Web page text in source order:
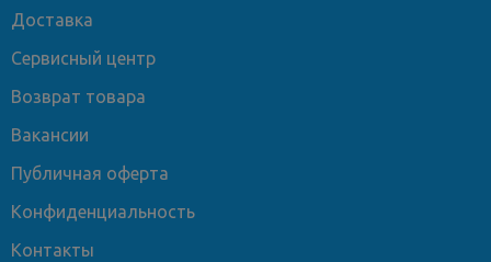
Доставка
Сервисный центр
Возврат товара
Вакансии
Публичная оферта
Конфиденциальность
Контакты